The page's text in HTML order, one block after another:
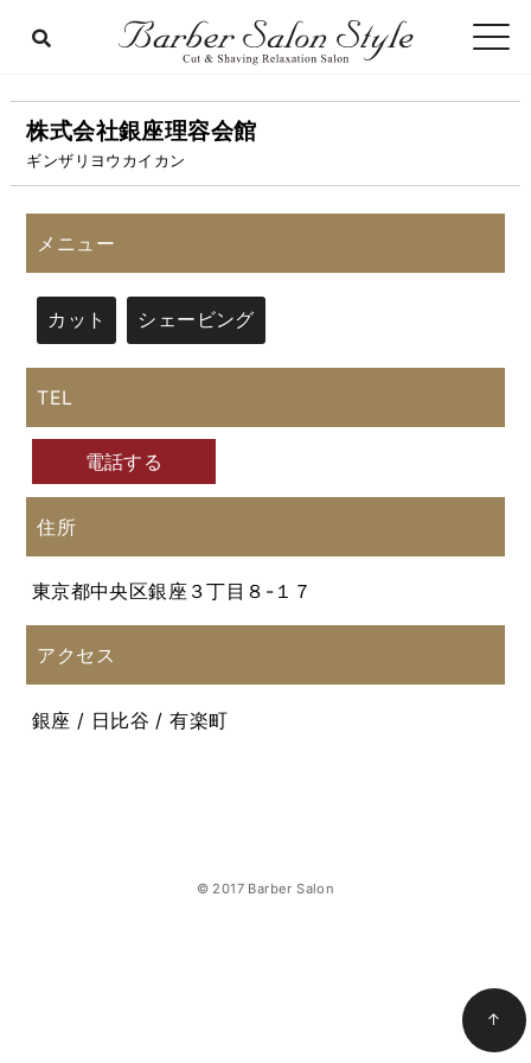
株式会社銀座理容会館
ギンザリヨウカイカン
メニュー
カット シェービング
TEL
電話する
住所
東京都中央区銀座３丁目８-１７
アクセス
銀座 / 日比谷 / 有楽町
© 2017 Barber Salon
↑